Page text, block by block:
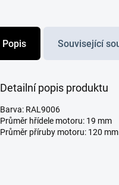
Popis Související
Detailní popis produktu
Barva: RAL9006
Průměr hřídele motoru: 19 mm
Průměr příruby motoru: 120 mm